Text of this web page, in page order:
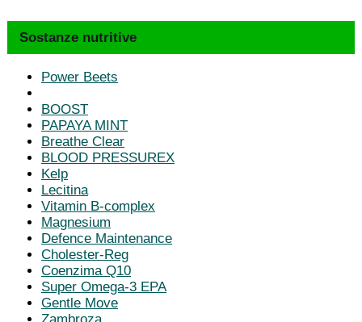
Sostanze nutritive
Power Beets
BOOST
PAPAYA MINT
Breathe Clear
BLOOD PRESSUREX
Kelp
Lecitina
Vitamin B-complex
Magnesium
Defence Maintenance
Cholester-Reg
Coenzima Q10
Super Omega-3 EPA
Gentle Move